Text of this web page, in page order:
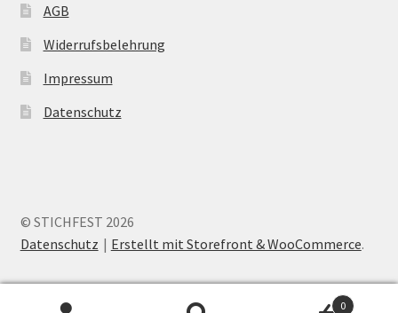
AGB
Widerrufsbelehrung
Impressum
Datenschutz
© STICHFEST 2026
Datenschutz
Erstellt mit Storefront & WooCommerce.
0